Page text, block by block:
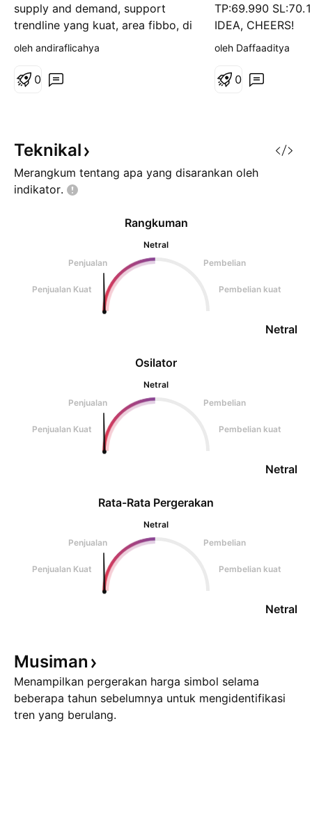
supply and demand, support
trendline yang kuat, area fibbo, di
posisi MA.
oleh andiraflicahya
0
TP:69.990
IDEA, CHEERS!
a
l
a
oleh Daffaaditya
0
Teknikal
Merangkum tentang apa yang disarankan oleh
indikator.
Osilator
Netral
Penjualan
Pembelian
Penjualan Kuat Pembelian kuat
Netral
Rangkuman
Netral
Penjualan
Pembelian
Penjualan Kuat Pembelian kuat
Netral
Rata-Rata Pergerakan
Netral
Penjualan
Pembelian
Penjualan Kuat Pembelian kuat
Netral
Musiman
Menampilkan pergerakan harga simbol selama
beberapa tahun sebelumnya untuk mengidentifikasi
tren yang berulang.